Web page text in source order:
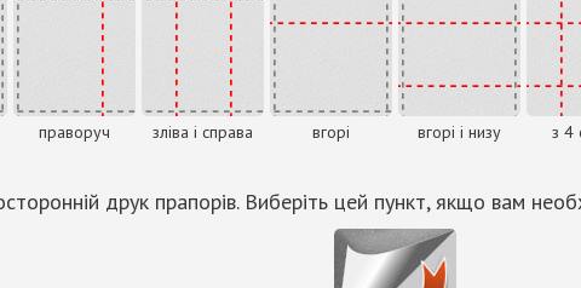
праворуч зліва і справа вгорі вгорі і низу з 4
друк прапорів. Виберіть цей пункт, якщо вам